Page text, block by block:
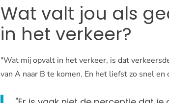
Wat valt jou als
in het verkeer?
"Wat mij opvalt in het verkeer, is dat
van A naar B te komen. En het liefst zo snel